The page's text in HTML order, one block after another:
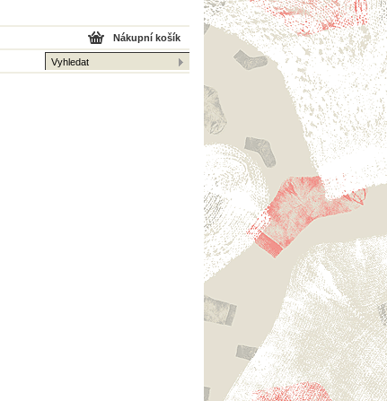
Nákupní košík